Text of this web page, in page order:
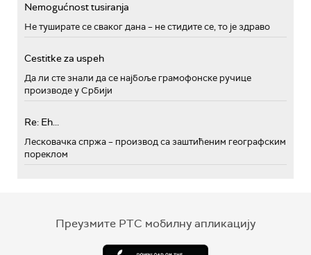
Nemogućnost tusiranja
Не туширате се сваког дана – не стидите се, то је здраво
Cestitke za uspeh
Да ли сте знали да се најбоље грамофонске ручице
производе у Србији
Re: Eh...
Лесковачка спржа – производ са заштићеним географским
пореклом
Преузмите РТС мобилну апликацију